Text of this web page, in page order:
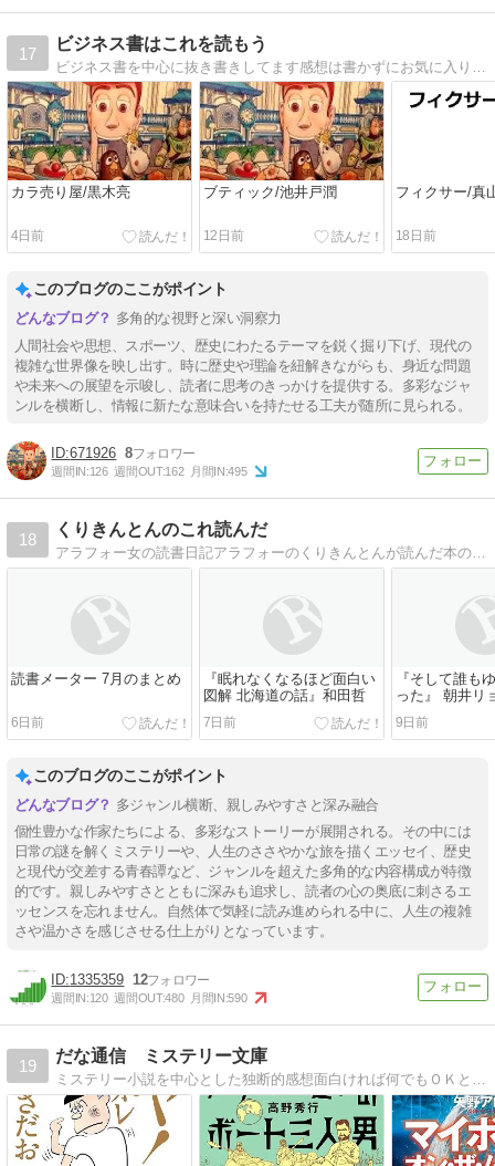
17
ビジネス書はこれを読もう
カラ売り屋/黒木亮
4日前
ブティック/池井戸潤
12日前
フィクサー/真
18日前
このブログのここがポイント
多角的な視野と深い洞察力
人間社会や思想、スポーツ、歴史にわたるテーマを鋭く掘り下げ、現代の
複雑な世界像を映し出す。時に歴史や理論を紐解きながらも、身近な問題
や未来への展望を示唆し、読者に思考のきっかけを提供する。多彩なジャ
ンルを横断し、情報に新たな意味合いを持たせる工夫が随所に見られる。
671926 8
週間IN:126 週間OUT:162 月間IN:495
18
くりきんとんのこれ読んだ
アラフォー女の読書日記アラフォーのくりきんとんが読んだ本の感想。
読書メーター 7月のまとめ
6日前
『眠れなくなるほど面白い
図解 北海道の話』和田哲
7日前
『そして誰も
った』 朝井リ
9日前
このブログのここがポイント
多ジャンル横断、親しみやすさと深み融合
個性豊かな作家たちによる、多彩なストーリーが展開される。その中には
日常の謎を解くミステリーや、人生のささやかな旅を描くエッセイ、歴史
と現代が交差する青春譚など、ジャンルを超えた多角的な内容構成が特徴
的です。親しみやすさとともに深みも追求し、読者の心の奥底に刺さるエ
ッセンスを忘れません。自然体で気軽に読み進められる中に、人生の複雑
さや温かさを感じさせる仕上がりとなっています。
1335359 12
週間IN:120 週間OUT:480 月間IN:590
19
だな通信 ミステリー文庫
ミステリー小説を中心とした独断的感想面白ければ何でもＯＫというのが信条。